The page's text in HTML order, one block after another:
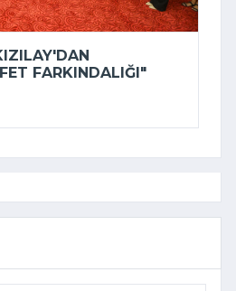
FARKINDALIĞI"